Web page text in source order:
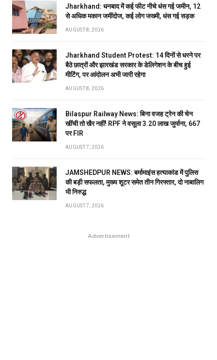
Jharkhand: धनबाद में कई फीट नीचे धंस गई जमीन, 12
से अधिक मकान जमींदोज, कई लोग जख्मी, धंस गई सड़क
AUGUST 8, 2026
Jharkhand Student Protest: 14 दिनों से धरने पर
बैठे छात्रों और झारखंड सरकार के डेलिगेशन के बीच हुई
मीटिंग, पर आंदोलन अभी जारी रहेगा
AUGUST 8, 2026
Bilaspur Railway News: बिना वजह ट्रेन की चेन
खींची तो खैर नहीं! RPF ने वसूला 3.20 लाख जुर्माना, 667
पर FIR
AUGUST 7, 2026
JAMSHEDPUR NEWS: बर्मामाइंस हत्याकांड में पुलिस
की बड़ी सफलता, मुख्य शूटर समेत तीन गिरफ्तार, दो नाबालिग
भी निरुद्ध
AUGUST 7, 2026
Advertisement